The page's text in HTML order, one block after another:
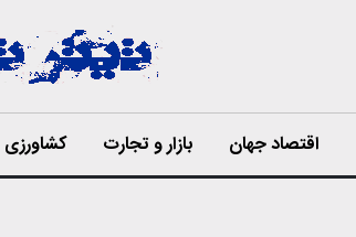
اقتصاد جهان بازار و تجارت کشاورزی